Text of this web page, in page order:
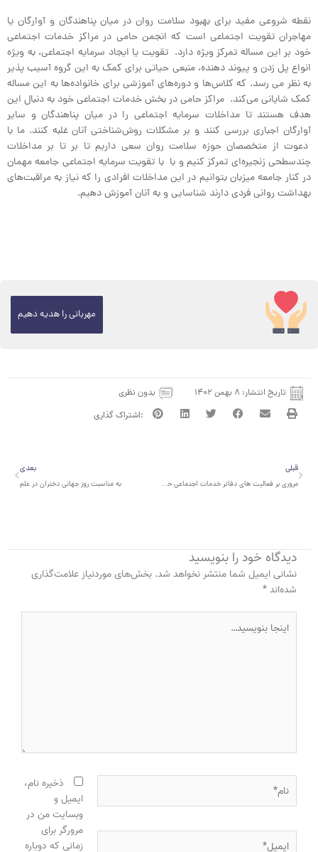
نقطه شروعی مفید برای بهبود سلامت روان در میان پناهندگان و آوارگان یا
مهاجران تقویت اجتماعی است که انجمن حامی در مراکز خدمات اجتماعی
خود بر این مساله تمرکز ویژه دارد. تقویت یا ایجاد سرمایه اجتماعی، به ویژه
انواع پل زدن و پیوند دهنده، منبعی حیاتی برای کمک به این گروه آسیب پذیر
به نظر می رسد. که کلاس‌ها و دوره‌های آموزشی برای خانواده‌ها به این مساله
کمک شایانی می‌کند. مراکز حامی در بخش خدمات اجتماعی خود به دنبال این
هدف هستند تا مداخلات سرمایه اجتماعی را در میان پناهندگان و سایر
آوارگان اجباری بررسی کنند و بر مشکلات روش‌شناختی آنان غلبه کنند. ما با
دعوت از متخصصان حوزه سلامت روان سعی داریم تا بر تا بر مداخلات
چندسطحی زنجیره‌ای تمرکز کنیم و با با تقویت سرمایه اجتماعی جامعه مهمان
در کنار جامعه میزبان بتوانیم در این مداخلات افرادی را که نیاز به مراقبت‌های
بهداشت روانی فردی دارند شناسایی و به آنان آموزش دهیم.
مهربانی را هدیه دهیم
تاریخ انتشار: ۸ بهمن ۱۴۰۲ بدون نظری
قبلی
قبلی
مروری بر فعالیت های دفاتر خدمات اجتماعی حامی در مشهد و سمنان
بعدی
به مناسبت روز جهانی دختران در علم
دیدگاه‌ خود را بنویسید
نشانی ایمیل شما منتشر نخواهد شد. بخش‌های موردنیاز علامت‌گذاری
شده‌اند*
بنویسید…
ذخیره نام،
ایمیل و
وبسایت من در
مرورگر برای
زمانی که دوباره